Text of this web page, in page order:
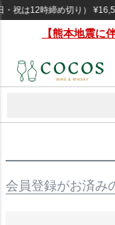
祝は12時締め切り）
【熊本地震に
会員登録がお済み